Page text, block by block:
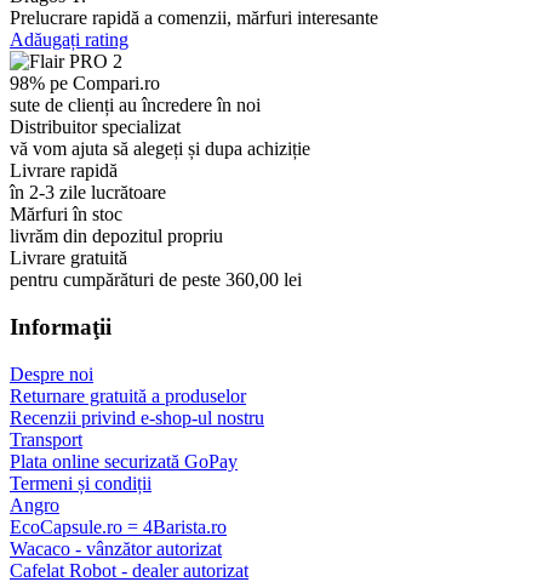
Prelucrare rapidă a comenzii, mărfuri interesante
Adăugați rating
98% pe Compari.ro
sute de clienți au încredere în noi
Distribuitor specializat
vă vom ajuta să alegeți și dupa achiziție
Livrare rapidă
în 2-3 zile lucrătoare
Mărfuri în stoc
livrăm din depozitul propriu
Livrare gratuită
pentru cumpărături de peste 360,00 lei
Informaţii
Despre noi
Returnare gratuită a produselor
Recenzii privind e-shop-ul nostru
Transport
Plata online securizată GoPay
Termeni și condiții
Angro
EcoCapsule.ro = 4Barista.ro
Wacaco - vânzător autorizat
Cafelat Robot - dealer autorizat